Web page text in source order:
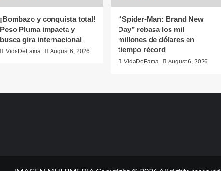
¡Bombazo y conquista total!
Peso Pluma impacta y
busca gira internacional
VidaDeFama August 6, 2026
“Spider-Man: Brand New
Day” rebasa los mil
millones de dólares en
tiempo récord
VidaDeFama August 6, 2026